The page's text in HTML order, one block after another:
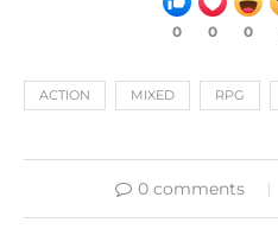
0 0 0
ACTION MIXED RPG
0 comments